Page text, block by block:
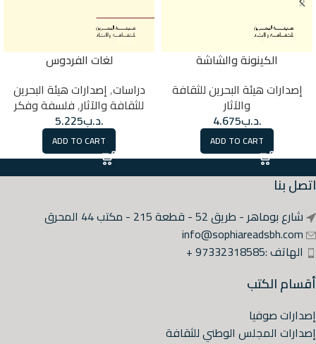
الكينونة والشاشة
إصدارات هيئة البحرين للثقافة
والآثار
.د.ب4.675
ADD TO CART
لغات الفردوس
دراسات,إصدارات هيئة البحرين
للثقافة والآثار,فلسفة وفكر
.د.ب5.225
ADD TO CART
اتصل بنا
شارع بوماهر - طريق 52 - قطعة 215 - مكتب 44 المحرق
info@sophiareadsbh.com
الهاتف :97332318585 +
أقسام الكتب
إصدارات صوفيا
إصدارات المجلس الوطني للثقافة